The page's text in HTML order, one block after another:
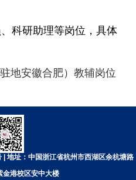
科研助理等岗位，具体
地安徽合肥）教辅岗位
地址：中国浙江省杭州市西湖区余杭塘路
金港校区安中大楼